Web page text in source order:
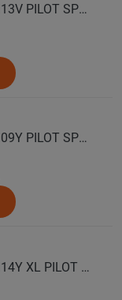
MICHELIN Автошина 275/50 R21 113V PILOT SPORT 4 SUV лето
MICHELIN Автошина 285/40 R21 109Y PILOT SPORT 4 SUV лето
MICHELIN Автошина 285/45 R22 114Y XL PILOT SPORT 4 SUV лето